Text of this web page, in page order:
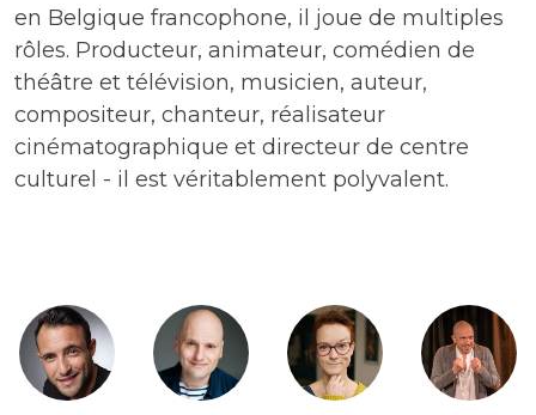
en Belgique francophone, il joue de multiples
rôles. Producteur, animateur, comédien de
théâtre et télévision, musicien, auteur,
compositeur, chanteur, réalisateur
cinématographique et directeur de centre
culturel - il est véritablement polyvalent.